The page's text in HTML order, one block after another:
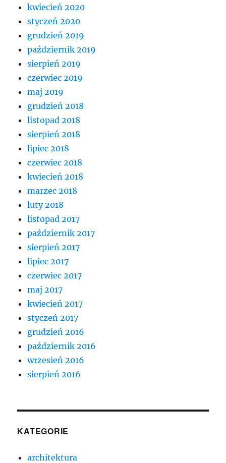
kwiecień 2020
styczeń 2020
grudzień 2019
październik 2019
sierpień 2019
czerwiec 2019
maj 2019
grudzień 2018
listopad 2018
sierpień 2018
lipiec 2018
czerwiec 2018
kwiecień 2018
marzec 2018
luty 2018
listopad 2017
październik 2017
sierpień 2017
lipiec 2017
czerwiec 2017
maj 2017
kwiecień 2017
styczeń 2017
grudzień 2016
październik 2016
wrzesień 2016
sierpień 2016
KATEGORIE
architektura